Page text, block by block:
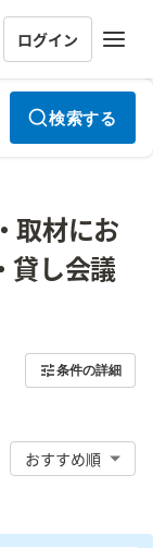
ログイン
検索する
取材にお
貸し会議
条件の詳細
おすすめ順